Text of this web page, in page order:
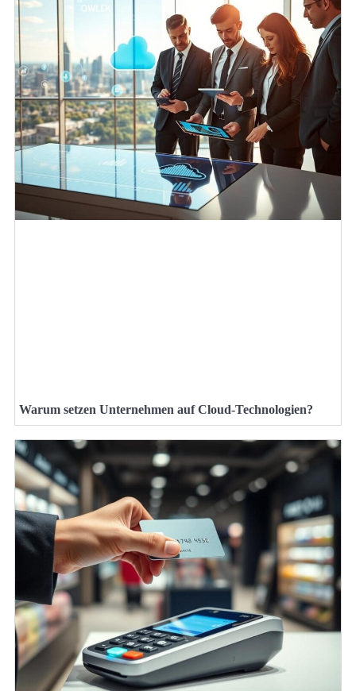
Warum setzen Unternehmen auf Cloud-Technologien?